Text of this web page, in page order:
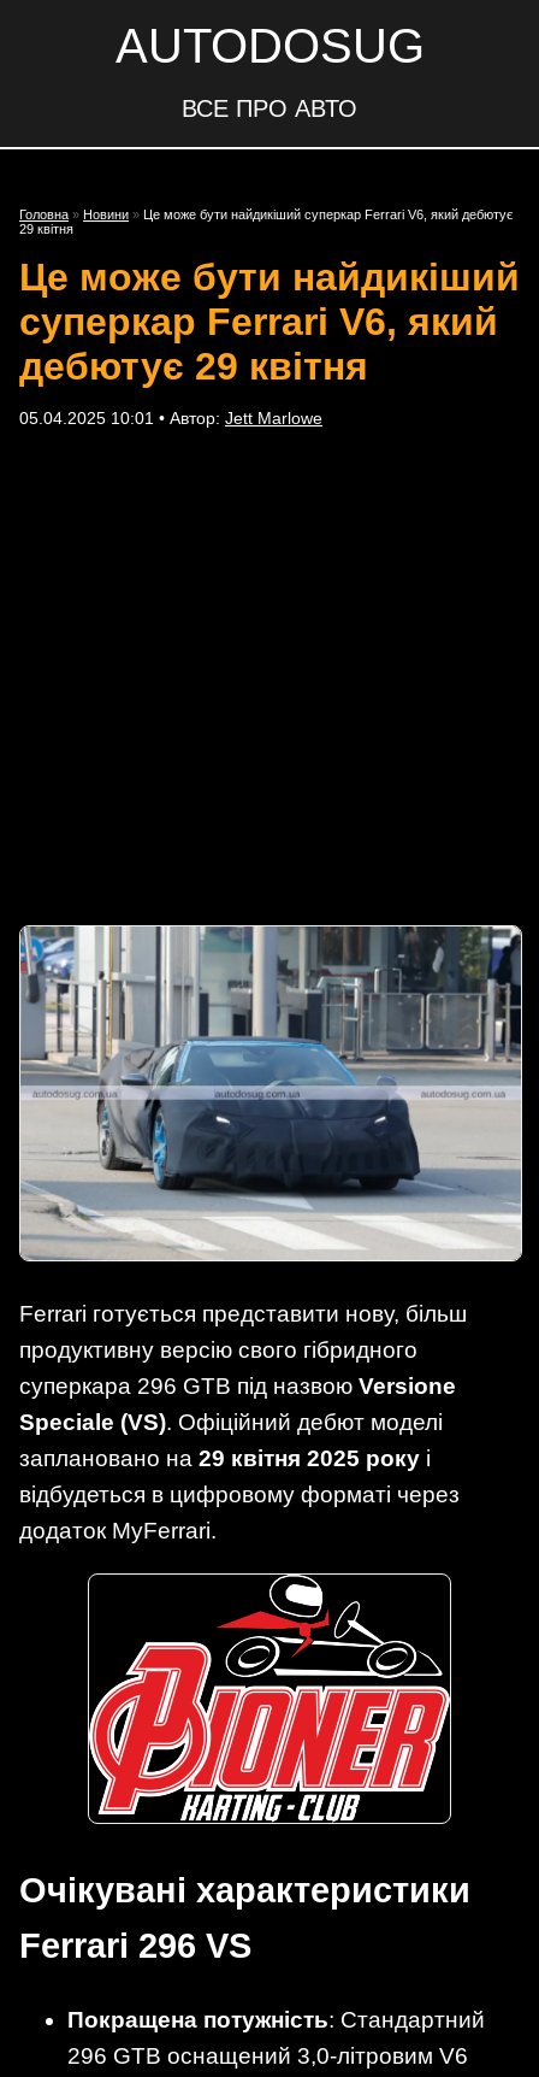
AUTODOSUG
ВСЕ ПРО АВТО
Головна » Новини » Це може бути найдикіший суперкар Ferrari V6, який дебютує
29 квітня
Це може бути найдикіший
суперкар Ferrari V6, який
дебютує 29 квітня
05.04.2025 10:01 • Автор: Jett Marlowe
Ferrari готується представити нову, більш
продуктивну версію свого гібридного
суперкара 296 GTB під назвою Versione
Speciale (VS). Офіційний дебют моделі
заплановано на 29 квітня 2025 року і
відбудеться в цифровому форматі через
додаток MyFerrari.
Очікувані характеристики
Ferrari 296 VS
Покращена потужність: Стандартний
296 GTB оснащений 3,0-літровим V6